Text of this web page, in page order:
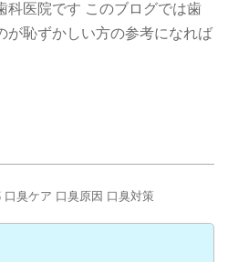
科医院です このブログでは歯
が恥ずかしい方の参考になれば